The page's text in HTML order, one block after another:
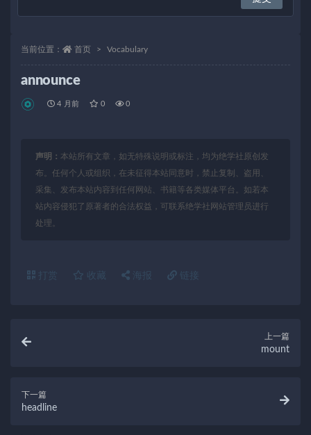
当前位置： 首页 Vocabulary
announce
4 月前 0 0
声明： 本站所有文章，如无特殊说明或标注，均为绝学社原创发
布。任何个人或组织，在未征得本站同意时，禁止复制、盗用、
采集、发布本站内容到任何网站、书籍等各类媒体平台。如若本
站内容侵犯了原著者的合法权益，可联系绝学社网站管理员进行
处理。
打赏 收藏 海报 链接
上一篇
mount
下一篇
headline